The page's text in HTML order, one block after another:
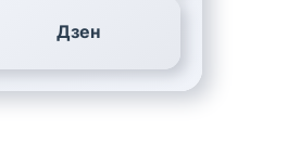
Дзен